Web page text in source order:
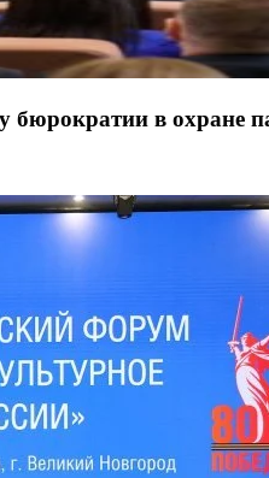
бюрократии в охране